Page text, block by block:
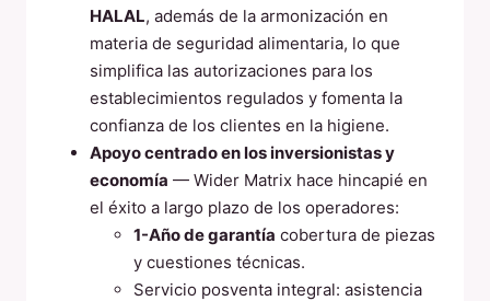
HALAL, además de la armonización en
materia de seguridad alimentaria, lo que
simplifica las autorizaciones para los
establecimientos regulados y fomenta la
confianza de los clientes en la higiene.
Apoyo centrado en los inversionistas y
economía — Wider Matrix hace hincapié en
el éxito a largo plazo de los operadores:
1-Año de garantía cobertura de piezas
y cuestiones técnicas.
Servicio posventa integral: asistencia